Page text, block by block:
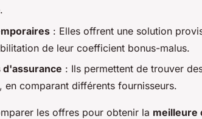
: Elles offrent une solution
de leur coefficient bonus-malus.
: Ils permettent de trouver
en comparant différents fournisseurs.
les offres pour obtenir la meilleure